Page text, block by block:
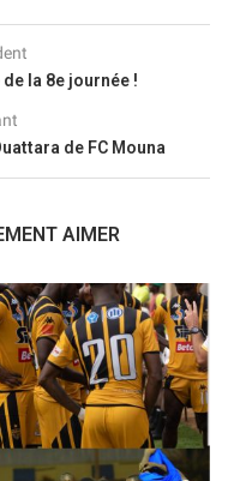
la 8e journée !
de FC Mouna
AIMER